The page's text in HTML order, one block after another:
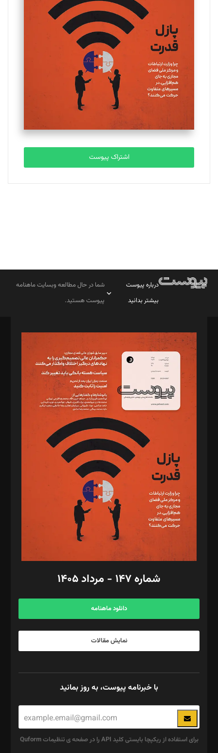
یسنا امان‌پور
تحریریه
ملینا جعفری
تحریریه
مصطفی مسجدی آرانی
تحریریه
بابک نقاش
تحریریه
اشتراک پیوست
درباره پیوست
بیشتر بدانید
شما در حال مطالعه وبسایت ماهنامه
پیوست هستید.
مدیر مسئول: محمدباقر اثنی‌عشری
سردبیر: مهرک محمودی
دبیر تحریریه: میثم قاسمی
د‌بیر ناداستان: سمانه سمیع
د‌بیر خدمت و تجارت: ابوالفضل رجبی
د‌بیر حقوق فناوری: حسام‌الدین ایپکچی
د‌بیر پیوست جهان: مینا پاکدل
د‌بیر تحریریه آنلاین: بابک نقاش
تحریریه‌: مجتبی محمود‌ی، آرش برهمند، یسنا امان‌پور، سروش کرمیان،
مصطفی مسجدی آرانی، ابوالفضل رجبی، زهرا فکرانه، فائزه فتحی
رستمی،مصطفی باستان
ویرایش: نگار استاد‌‌آقا
طراح یونیفرم: مجید توکلی
فیلمبرداری و عکاسی: امیر شفیعی، مانی لطفی زاده
گرافیک و صفحه‌آرایی: سید‌سبحان‌علی ثابت
مد‌یر توسعه تجاری: کامبیز برید‌
امور مالی: شاپور رهبری، محمد‌ کاظمی‌نیا
آگهی و مشترکین: ۰۹۱۹۹۹۹۰۴۵۴
شماره ۱۴۷ - مرداد ۱۴۰۵
دانلود ماهنامه
نمایش مقالات
با خبرنامه پیوست، به روز بمانید
برای استفاده از ریکپچا بایستی کلید API را در صفحه ی تنظیمات Quform